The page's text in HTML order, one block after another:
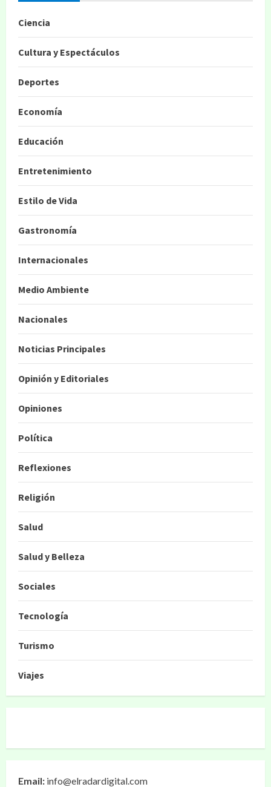
Ciencia
Cultura y Espectáculos
Deportes
Economía
Educación
Entretenimiento
Estilo de Vida
Gastronomía
Internacionales
Medio Ambiente
Nacionales
Noticias Principales
Opinión y Editoriales
Opiniones
Política
Reflexiones
Religión
Salud
Salud y Belleza
Sociales
Tecnología
Turismo
Viajes
Email: info@elradardigital.com